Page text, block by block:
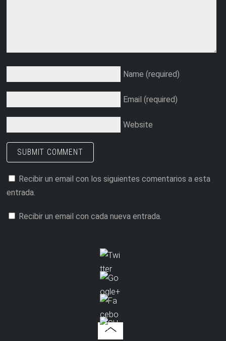
Name (required)
Email (required)
Website
Recibir un email con los siguientes comentarios a esta
entrada.
Recibir un email con cada nueva entrada.
http://pyra
webs.tedic
.org/secti